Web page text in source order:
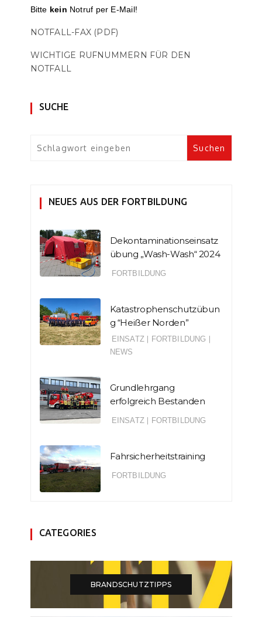
Bitte kein Notruf per E-Mail!
NOTFALL-FAX (PDF)
WICHTIGE RUFNUMMERN FÜR DEN
NOTFALL
SUCHE
NEUES AUS DER FORTBILDUNG
Dekontaminationseinsatz
übung „Wash-Wash“ 2024
FORTBILDUNG
Katastrophenschutzübun
g “Heißer Norden”
EINSATZ FORTBILDUNG
NEWS
Grundlehrgang
erfolgreich Bestanden
EINSATZ FORTBILDUNG
Fahrsicherheitstraining
FORTBILDUNG
CATEGORIES
BRANDSCHUTZTIPPS